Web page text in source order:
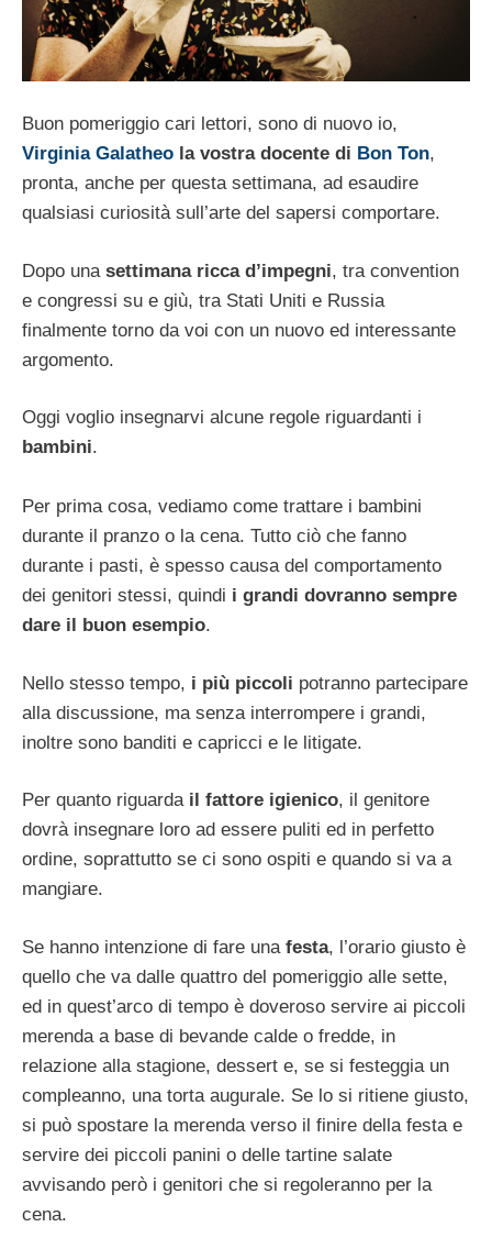
Buon pomeriggio cari lettori, sono di nuovo io,
Virginia Galatheo la vostra docente di Bon Ton,
pronta, anche per questa settimana, ad esaudire
qualsiasi curiosità sull’arte del sapersi comportare.
Dopo una settimana ricca d’impegni, tra convention
e congressi su e giù, tra Stati Uniti e Russia
finalmente torno da voi con un nuovo ed interessante
argomento.
Oggi voglio insegnarvi alcune regole riguardanti i
bambini.
Per prima cosa, vediamo come trattare i bambini
durante il pranzo o la cena. Tutto ciò che fanno
durante i pasti, è spesso causa del comportamento
dei genitori stessi, quindi i grandi dovranno sempre
dare il buon esempio.
Nello stesso tempo, i più piccoli potranno partecipare
alla discussione, ma senza interrompere i grandi,
inoltre sono banditi e capricci e le litigate.
Per quanto riguarda il fattore igienico, il genitore
dovrà insegnare loro ad essere puliti ed in perfetto
ordine, soprattutto se ci sono ospiti e quando si va a
mangiare.
Se hanno intenzione di fare una festa, l’orario giusto è
quello che va dalle quattro del pomeriggio alle sette,
ed in quest’arco di tempo è doveroso servire ai piccoli
merenda a base di bevande calde o fredde, in
relazione alla stagione, dessert e, se si festeggia un
compleanno, una torta augurale. Se lo si ritiene giusto,
si può spostare la merenda verso il finire della festa e
servire dei piccoli panini o delle tartine salate
avvisando però i genitori che si regoleranno per la
cena.